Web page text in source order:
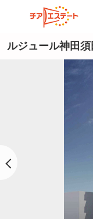
ルジュール神田